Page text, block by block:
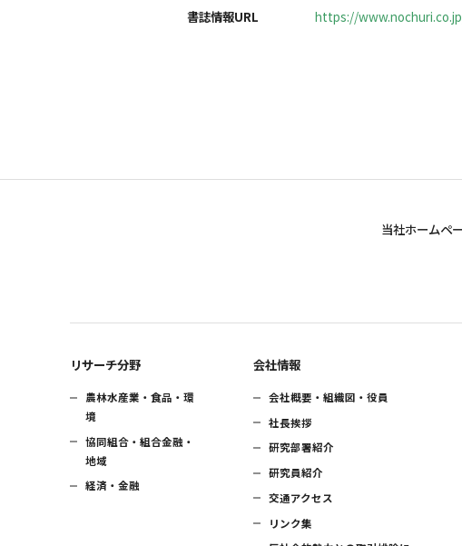
書誌情報URL https://
当社ホームペ
リサーチ分野
農林水産業・食品・環
境
協同組合・組合金融・
地域
経済・金融
会社情報
会社概要・組織図・役員
社長挨拶
研究部署紹介
研究員紹介
交通アクセス
リンク集